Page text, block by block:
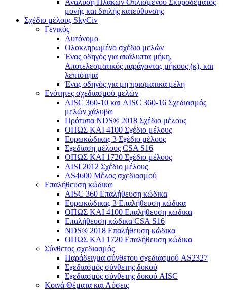
Ανάλυση Πλακών Οπλισμένου Σκυροδέματος
μονής και διπλής κατεύθυνσης
Σχέδιο μέλους SkyCiv
Γενικός
Αυτόνομο
Ολοκληρωμένο σχέδιο μελών
Ένας οδηγός για ακάλυπτα μήκη,
Αποτελεσματικός παράγοντας μήκους (κ), και
λεπτότητα
Ένας οδηγός για μη πρισματικά μέλη
Ενότητες σχεδιασμού μελών
AISC 360-10 και AISC 360-16 Σχεδιασμός
μελών χάλυβα
Πρότυπα NDS® 2018 Σχέδιο μέλους
ΟΠΩΣ ΚΑΙ 4100 Σχέδιο μέλους
Ευρωκώδικας 3 Σχέδιο μέλους
Σχεδίαση μέλους CSA S16
ΟΠΩΣ ΚΑΙ 1720 Σχέδιο μέλους
AISI 2012 Σχέδιο μέλους
AS4600 Μέλος σχεδιασμού
Επαλήθευση κώδικα
AISC 360 Επαλήθευση κώδικα
Ευρωκώδικας 3 Επαλήθευση κώδικα
ΟΠΩΣ ΚΑΙ 4100 Επαλήθευση κώδικα
Επαλήθευση κώδικα CSA S16
NDS® 2018 Επαλήθευση κώδικα
ΟΠΩΣ ΚΑΙ 1720 Επαλήθευση κώδικα
Σύνθετος σχεδιασμός
Παράδειγμα σύνθετου σχεδιασμού AS2327
Σχεδιασμός σύνθετης δοκού
Σχεδιασμός σύνθετης δοκού AISC
Κοινά Θέματα και Λύσεις